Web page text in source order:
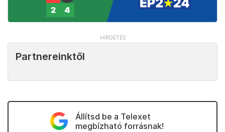
Partnereinktől
Állítsd be a Telexet
megbízható forrásnak!